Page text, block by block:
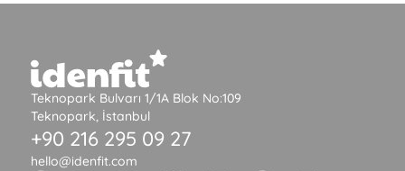
Teknopark Bulvarı 1/1A Blok No:109
Teknopark, İstanbul
+90 216 295 09 27
hello@idenfit.com